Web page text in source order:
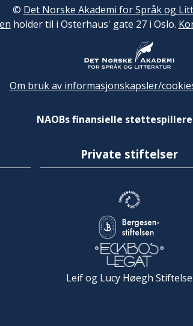
© Det Norske Akademi for Språk og
holder til i Osterhaus' gate 27 i Oslo.
Om bruk av informasjonskapsler/
NAOBs finansielle støttespillere
Private stiftelser
Leif og Lucy Høegh Stiftelse